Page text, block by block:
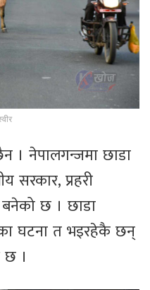
। नेपालगन्जमा छाडा
सरकार, प्रहरी
बनेको छ । छाडा
घटना त भइरहेकै छन्
।